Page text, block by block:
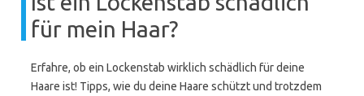
für mein Haar?
Erfahre, ob ein Lockenstab wirklich schädlich für deine
Haare ist! Tipps, wie du deine Haare schützt und trotzdem